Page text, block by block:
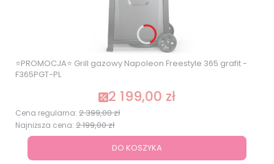
⭐PROMOCJA⭐ Grill gazowy Napoleon Freestyle 365 grafit -
F365PGT-PL
Cena promocyjna
2 199,00 zł
Cena regularna: 2 399,00 zł
Najniższa cena: 2 199,00 zł
DO KOSZYKA